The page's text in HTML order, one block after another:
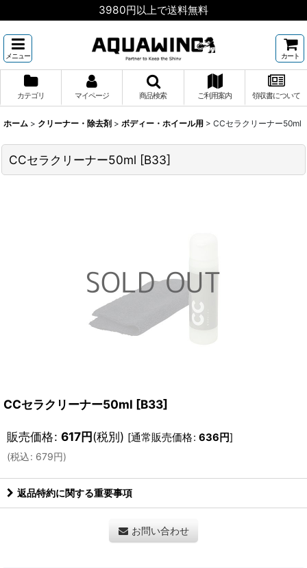
3980円以上で送料無料
メニュー カート
カテゴリ マイページ 商品検索 ご利用案内 領収書について
ホーム > クリーナー・除去剤 > ボディー・ホイール用 > CCセラクリーナー50ml
CCセラクリーナー50ml [B33]
CCセラクリーナー50ml [B33]
販売価格: 617円(税別) [通常販売価格: 636 円]
(税込: 679円)
返品特約に関する重要事項
お問い合わせ